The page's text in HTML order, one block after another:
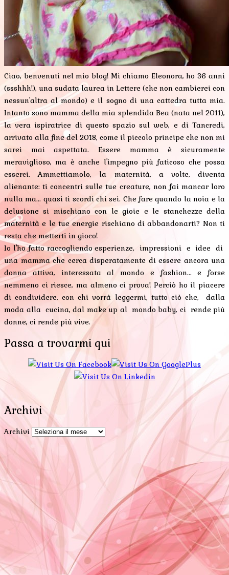
Ciao, benvenuti nel mio blog! Mi chiamo Eleonora, ho 36 anni
(ssshhh!), una sudata laurea in Lettere (che non cambierei con
nessun'altra al mondo) e il sogno di una cattedra tutta mia.
Intanto sono mamma della mia splendida Bea (nata nel 2011),
la vera ispiratrice di questo spazio sul web, e di Tancredi,
arrivato alla fine del 2018, come il piccolo principe che non mi
sarei mai aspettata. Essere mamma è sicuramente
meraviglioso, ma è anche l'impegno più faticoso che possa
esserci. Ammettiamolo, la maternità, a volte, diventa
alienante: ti concentri sulle tue creature, non fai mancar loro
nulla ma... quasi ti scordi chi sei. Che fare quando la noia e la
delusione si mischiano con le gioie e le stanchezze della
maternità e le tue energie rischiano di abbandonarti? Non ti
resta che metterti in gioco!
Io l'ho fatto raccogliendo esperienze, impressioni e idee di
una mamma che cerca disperatamente di essere ancora una
donna attiva, interessata al mondo e fashion... e forse
nemmeno ci riesce, ma almeno ci prova! Perciò ho il piacere
di condividere, con chi vorrà leggermi, tutto ciò che, dalla
moda alla cucina, dal make up al mondo baby, ci rende più
donne, ci rende più vive.
Passa a trovarmi qui
Archivi
Archivi